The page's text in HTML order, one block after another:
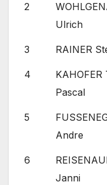
2
Ulrich
3 RAINER
4
KAHOFER
Pascal
5
Andre
6
Janni